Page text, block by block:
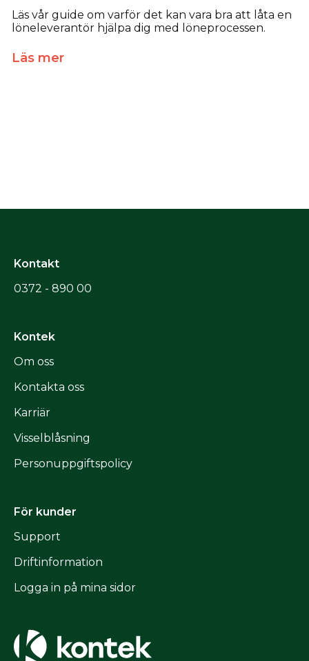
Läs vår guide om varför det kan vara bra att låta en
löneleverantör hjälpa dig med löneprocessen.
Läs mer
Kontakt
0372 - 890 00
Kontek
Om oss
Kontakta oss
Karriär
Visselblåsning
Personuppgiftspolicy
För kunder
Support
Driftinformation
Logga in på mina sidor